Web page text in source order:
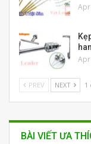
PREV NEXT 1
BÀI VIẾT ƯA